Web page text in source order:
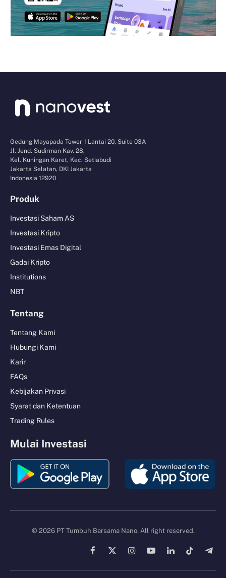
Gedung Mayapada Tower 1 Lantai 20, Suite 03A
Jl. Jend. Sudirman Kav. 28,
Kel. Kuningan Karet, Kec. Setiabudi
Jakarta Selatan, DKI Jakarta
Indonesia 12920
Produk
Investasi Saham AS
Investasi Kripto
Investasi Emas Digital
Gadai Kripto
Institutions
NBT
Tentang
Tentang Kami
Hubungi Kami
Karir
FAQs
Kebijakan Privasi
Syarat dan Ketentuan
Trading Rules
Mulai Investasi
© 2026 PT Tumbuh Bersama Nano. All right reserved.
Facebook
X
InstagramYouTubeLinkedInTikTok